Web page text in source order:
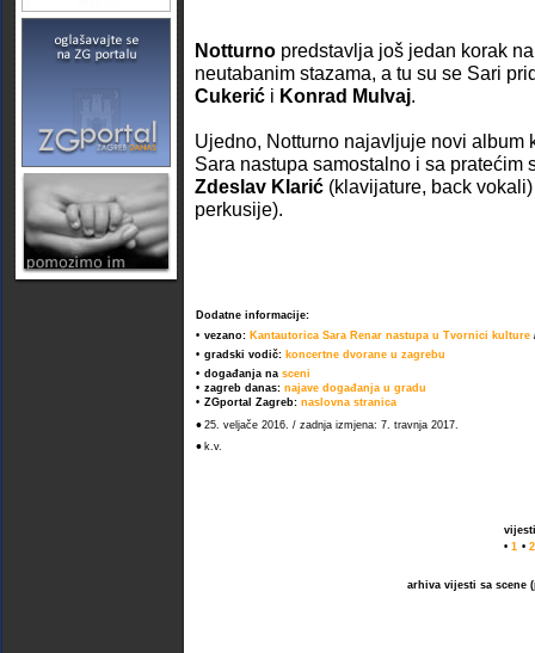
Notturno predstavlja još jedan korak
neutabanim stazama, a tu su se Sari
Cukerić i Konrad Mulvaj.
Ujedno, Notturno najavljuje novi album
Sara nastupa samostalno i sa pratećim
Zdeslav Klarić (klavijature, back
perkusije).
Dodatne informacije:
• vezano: Kantautorica Sara Renar nastupa u Tvornici kulture
• gradski vodič: koncertne dvorane u zagrebu
• događanja na sceni
• zagreb danas: najave događanja u gradu
• ZGportal Zagreb: naslovna stranica
• 25. veljače 2016. / zadnja izmjena: 7. travnja 2017.
• k.v.
• 1 • 2
arhiva vijesti sa scene